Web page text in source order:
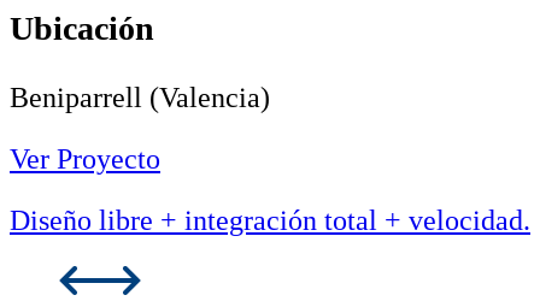
Ubicación
Beniparrell (Valencia)
Ver Proyecto
Diseño libre + integración total + velocidad.